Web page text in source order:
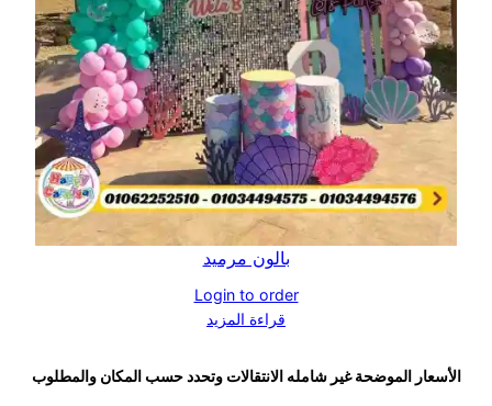
بالون مرميد
Login to order
قراءة المزيد
الأسعار الموضحة غير شامله الانتقالات وتحدد حسب المكان والمطلوب